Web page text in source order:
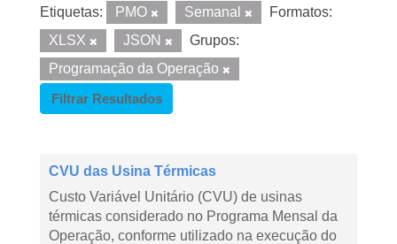
Etiquetas: PMO Semanal
Formatos:
XLSX
JSON
Grupos:
Programação da Operação
Filtrar Resultados
CVU das Usina Térmicas
Custo Variável Unitário (CVU) de usinas
térmicas considerado no Programa Mensal da
Operação, conforme utilizado na execução do